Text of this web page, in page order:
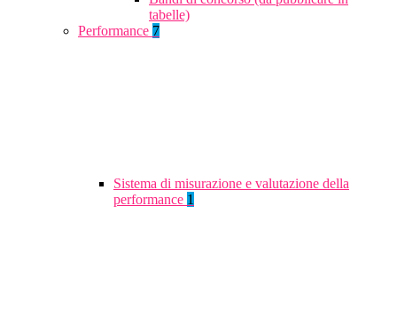
tabelle)
Performance 7
Sistema di misurazione e valutazione della
performance 1